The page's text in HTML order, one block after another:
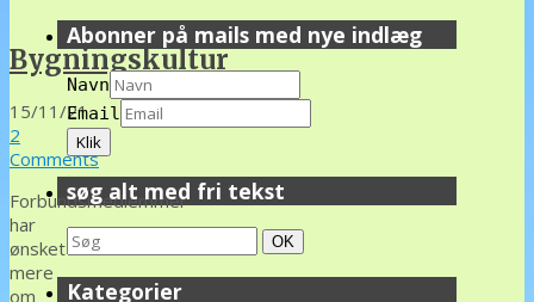
Bygningskultur
15/11/21
2
Comments
Forbundsmedlemmer
har
ønsket
mere
om
Abonner på mails med nye indlæg
Navn
Email
søg alt med fri tekst
Search
for:
Søg
OK
Kategorier